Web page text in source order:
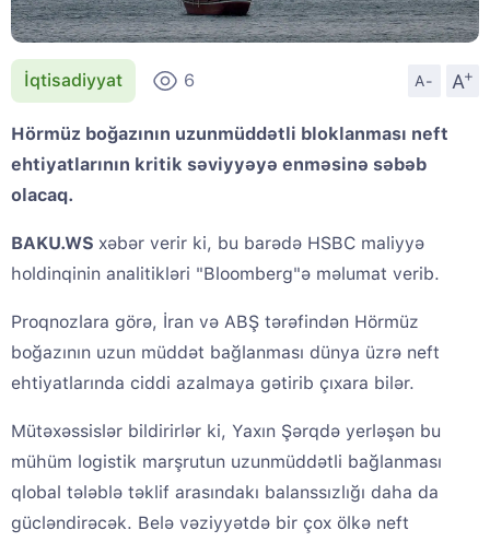
İqtisadiyyat 6 A- A
+
Hörmüz boğazının uzunmüddətli bloklanması neft
ehtiyatlarının kritik səviyyəyə enməsinə səbəb
olacaq.
BAKU.WS xəbər verir ki, bu barədə HSBC maliyyə
holdinqinin analitikləri "Bloomberg"ə məlumat verib.
Proqnozlara görə, İran və ABŞ tərəfindən Hörmüz
boğazının uzun müddət bağlanması dünya üzrə neft
ehtiyatlarında ciddi azalmaya gətirib çıxara bilər.
Mütəxəssislər bildirirlər ki, Yaxın Şərqdə yerləşən bu
mühüm logistik marşrutun uzunmüddətli bağlanması
qlobal tələblə təklif arasındakı balanssızlığı daha da
gücləndirəcək. Belə vəziyyətdə bir çox ölkə neft